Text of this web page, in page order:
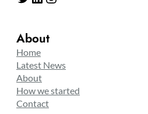
About
Home
Latest News
About
How we started
Contact